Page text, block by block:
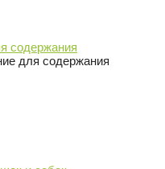
содержания
для содержания